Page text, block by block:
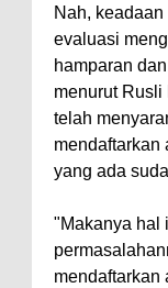
Nah,
evaluasi
hamparan
menurut
telah
mendaftarkan
yang ada
"Makanya hal
mendaftarkan